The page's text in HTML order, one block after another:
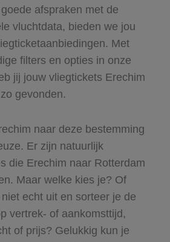
afspraken met de
vluchtdata, bieden we jou
Met
filters en opties in onze
jij jouw vliegtickets Erechim
gevonden.
naar deze bestemming
Er zijn natuurlijk
die Erechim naar Rotterdam
Maar welke kies je? Of
echt uit en sorteer je de
vertrek- of aankomsttijd,
of prijs? Gelukkig kun je